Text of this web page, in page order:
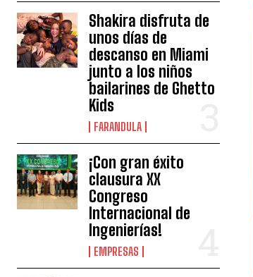
Shakira disfruta de
unos días de
descanso en Miami
junto a los niños
bailarines de Ghetto
Kids
FARANDULA
¡Con gran éxito
clausura XX
Congreso
Internacional de
Ingenierías!
EMPRESAS